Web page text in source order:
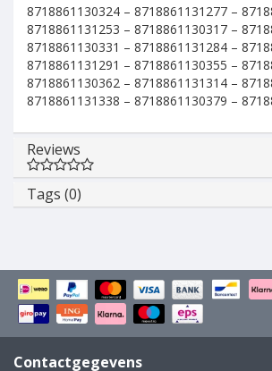
8718861130324 – 8718861131277 –
8718861131253 – 8718861130317 –
8718861130331 – 8718861131284 –
8718861131291 – 8718861130355 –
8718861130362 – 8718861131314 –
8718861131338 – 8718861130379 –
Reviews
Tags (0)
Contactgegevens